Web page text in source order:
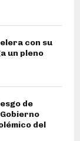
con su
un pleno
de
del